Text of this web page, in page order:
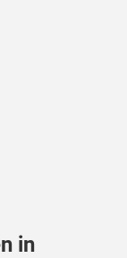
in